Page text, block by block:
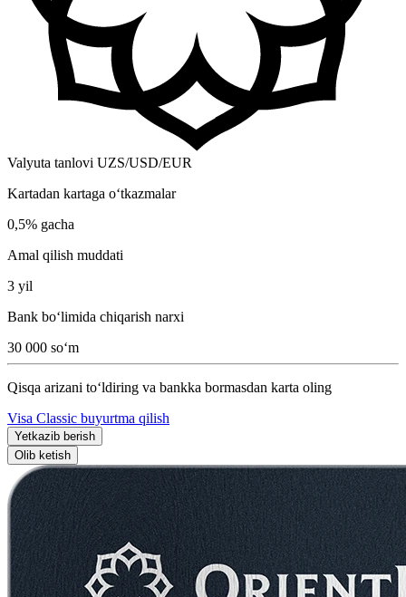
Valyuta tanlovi UZS/USD/EUR
Kartadan kartaga o‘tkazmalar
0,5% gacha
Amal qilish muddati
3 yil
Bank bo‘limida chiqarish narxi
30 000 so‘m
Qisqa arizani to‘ldiring va bankka bormasdan karta oling
Visa Classic buyurtma qilish
Yetkazib berish
Olib ketish